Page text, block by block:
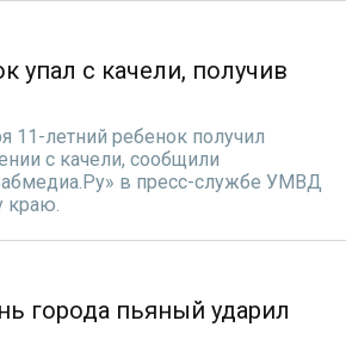
упал с качели, получив
11-летний ребенок получил
с качели, сообщили
в пресс-службе УМВД
краю.
города пьяный ударил